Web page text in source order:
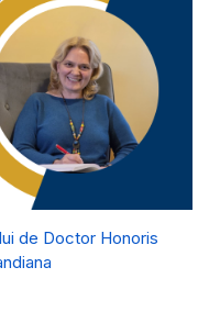
de Doctor Honoris